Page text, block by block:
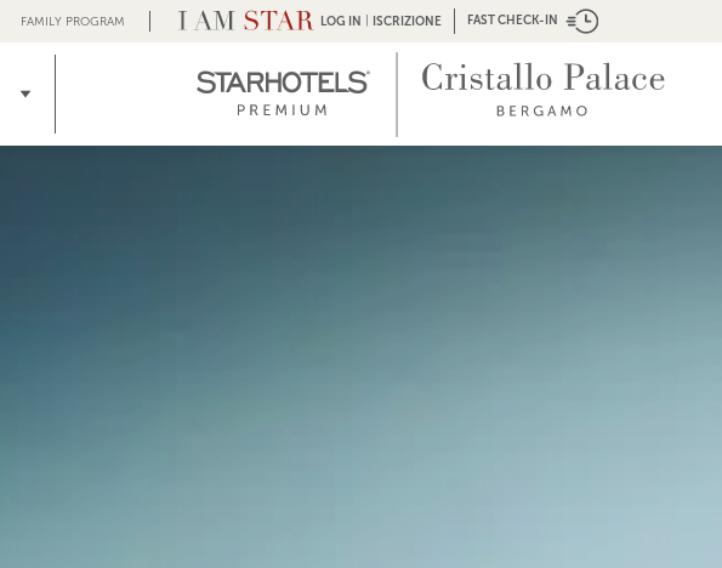
FAMILY PROGRAM LOG IN ISCRIZIONE FAST CHECK-IN